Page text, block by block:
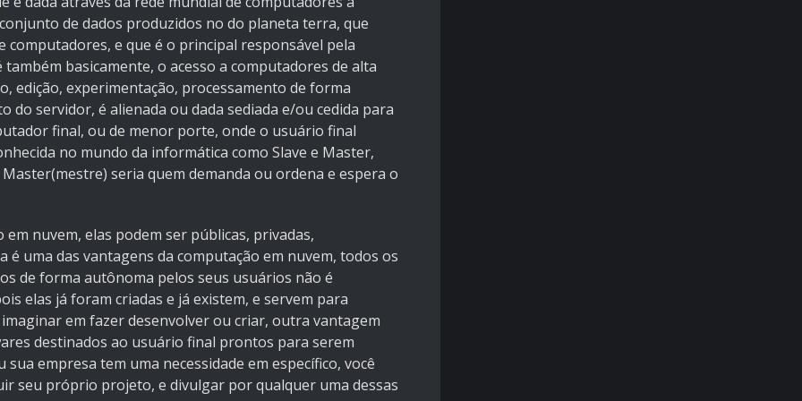
de dados produzidos no do planeta terra, que
e que é o principal responsável pela
basicamente, o acesso a computadores de alta
edição, experimentação, processamento de forma
do servidor, é alienada ou dada sediada e/ou cedida para
final, ou de menor porte, onde o usuário final
no mundo da informática como Slave e Master,
seria quem demanda ou ordena e espera o
nuvem, elas podem ser públicas, privadas,
é uma das vantagens da computação em nuvem, todos os
de forma autônoma pelos seus usuários não é
elas já foram criadas e já existem, e servem para
em fazer desenvolver ou criar, outra vantagem
destinados ao usuário final prontos para serem
empresa tem uma necessidade em específico, você
seu próprio projeto, e divulgar por qualquer uma dessas